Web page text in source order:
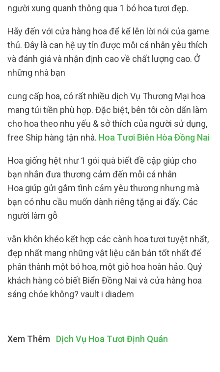
người xung quanh thông qua 1 bó hoa tươi đẹp.
Hãy đến với cửa hàng hoa để kể lên lời nói của game
thủ. Đây là can hệ uy tín được mỗi cá nhân yêu thích
và đánh giá và nhận định cao về chất lượng cao. Ở
những nhà bạn
cung cấp hoa, có rất nhiều dịch Vụ Thương Mại hoa
mang túi tiền phù hợp. Đặc biệt, bên tôi còn dấn làm
cho hoa theo nhu yếu & sở thích của người sử dụng,
free Ship hàng tận nhà. Hoa Tươi Biên Hòa Đồng Nai
Hoa giống hệt như 1 gói quà biết đề cập giúp cho
bạn nhắn đưa thương cảm đến mỗi cá nhân
Hoa giúp gửi gắm tình cảm yêu thương nhưng mà
bạn có nhu cầu muốn dành riêng tặng ai đấy. Các
người làm gỗ
vẫn khôn khéo kết hợp các cành hoa tươi tuyệt nhất,
đẹp nhất mang những vật liệu căn bản tốt nhất để
phân thành một bó hoa, một giỏ hoa hoàn hảo. Quý
khách hàng có biết Biển Đồng Nai và cửa hàng hoa
sáng chóe không? vault i diadem
Xem Thêm Dịch Vụ Hoa Tươi Định Quán